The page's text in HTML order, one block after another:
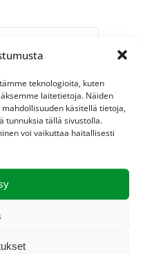
teknologioita, kuten
laitetietoja. Näiden
käsitellä tietoja,
tunnuksia tällä sivustolla.
voi vaikuttaa haitallisesti
Toimintakauden